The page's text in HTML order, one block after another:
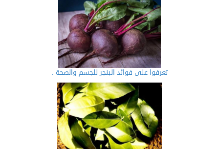
تعرفوا على فوائد البنجر للجسم والصحة .